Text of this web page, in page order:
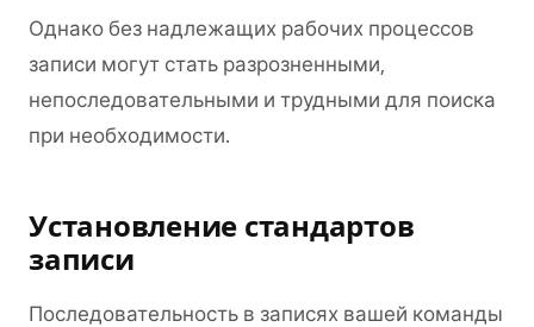
Однако без надлежащих рабочих процессов
записи могут стать разрозненными,
непоследовательными и трудными для поиска
при необходимости.
Установление стандартов
записи
Последовательность в записях вашей команды